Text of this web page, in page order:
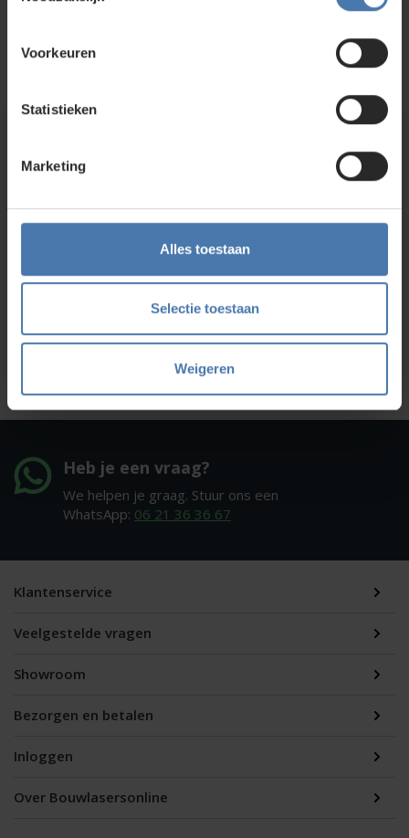
Voorkeuren
Statistieken
Marketing
Alles toestaan
Selectie toestaan
Weigeren
Neem contact met ons op of of bezoek onze showroom in
ons assortiment aan
, meetinstrumenten en
accessoires.
Onze showroom
Heb je een vraag?
We helpen je graag. Stuur ons een
WhatsApp: 06 21 36 36 67
Klantenservice
Veelgestelde vragen
Showroom
Bezorgen en betalen
Inloggen
Over Bouwlasersonline